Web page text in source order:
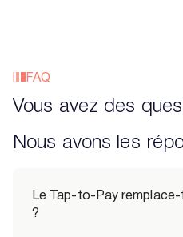
FAQ
Vous avez des
Nous avons les
Le Tap-to-Pay
?